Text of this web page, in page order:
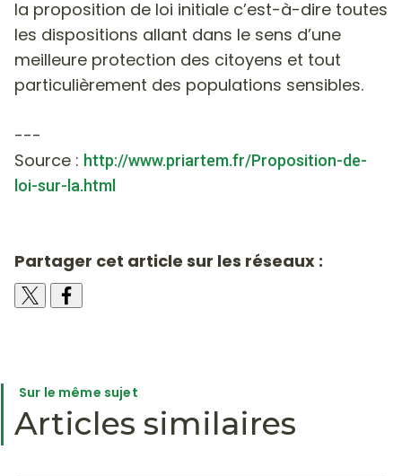
la proposition de loi initiale c’est-à-dire toutes
les dispositions allant dans le sens d’une
meilleure protection des citoyens et tout
particulièrement des populations sensibles.
---
Source : http://www.priartem.fr/Proposition-de-
loi-sur-la.html
Partager cet article sur les réseaux :
Sur le même sujet
Articles similaires